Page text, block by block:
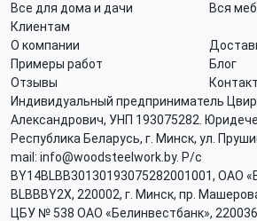
Все для дома и дачи
Вся
Клиентам
О компании
Примеры работ
Блог
Отзывы
Индивидуальный предприниматель
Александрович, УНП 193075282.
Республика Беларусь, г. Минск, ул.
mail: info@woodsteelwork.by. Р/с
BY14BLBB30130193075282001001, ОАО
BLBBBY2X, 220002, г. Минск, пр.
ЦБУ № 538 ОАО «Белинвестбанк»,